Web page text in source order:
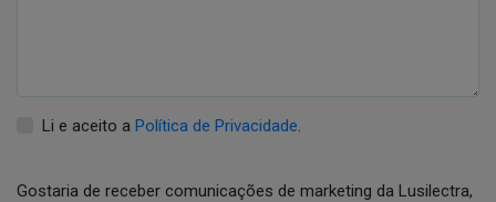
Li e aceito a Política de Privacidade
Gostaria de receber comunicações de marketing da Lusilectra,